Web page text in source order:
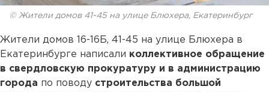
© Жители домов 41-45 на улице Блюхера, Екатеринбург
Жители домов 16-16Б, 41-45 на улице Блюхера в
Екатеринбурге написали коллективное обращение
в свердловскую прокуратуру и в администрацию
города по поводу строительства большой